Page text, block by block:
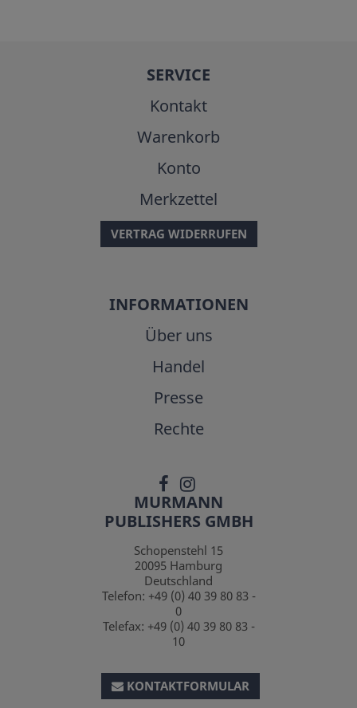
SERVICE
Kontakt
Warenkorb
Konto
Merkzettel
VERTRAG WIDERRUFEN
INFORMATIONEN
Über uns
Handel
Presse
Rechte
MURMANN
PUBLISHERS GMBH
Schopenstehl 15
20095 Hamburg
Deutschland
Telefon: +49 (0) 40 39 80 83 -
0
Telefax: +49 (0) 40 39 80 83 -
10
KONTAKTFORMULAR